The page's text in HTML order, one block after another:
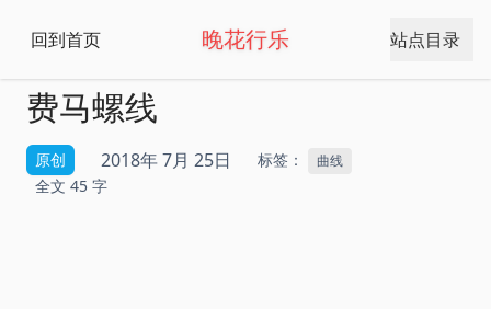
回到首页 晚花行乐 站点目录
费马螺线
原创 2018年 7月 25日 标签： 曲线
全文 45 字